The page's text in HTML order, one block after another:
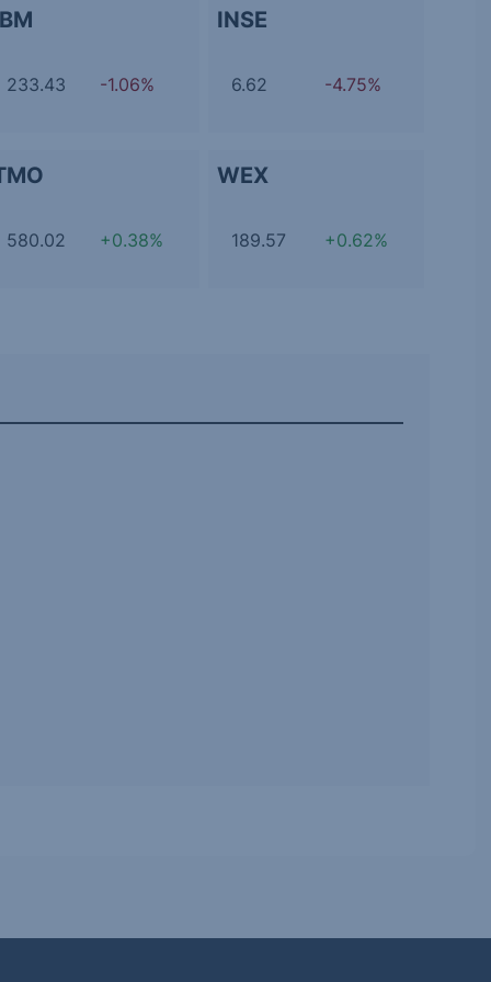
233.43 -1.06%
INSE
6.62 -4.75%
580.02 +0.38%
WEX
189.57 +0.62%